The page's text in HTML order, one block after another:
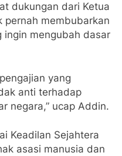
dukungan dari Ketua
pernah membubarkan
ingin mengubah dasar
yang
anti terhadap
negara,” ucap Addin.
Keadilan Sejahtera
asasi manusia dan